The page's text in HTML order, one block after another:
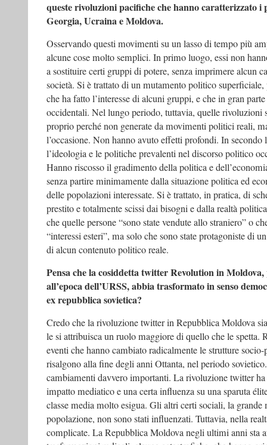
queste rivoluzioni pacifiche che hanno caratterizzato
Georgia, Ucraina e Moldova.
Osservando questi movimenti su un lasso di tempo più
alcune cose molto semplici. In primo luogo, essi non
a sostituire certi gruppi di potere, senza imprimere alcun
società. Si è trattato di un mutamento politico
che ha fatto l’interesse di alcuni gruppi, e che in gran
occidentali. Nel lungo periodo, tuttavia, quelle rivoluzioni
proprio perché non generate da movimenti politici reali,
l’occasione. Non hanno avuto effetti profondi. In secondo
l’ideologia e le politiche prevalenti nel discorso politico
Hanno riscosso il gradimento della politica e
senza partire minimamente dalla situazione politica ed
delle popolazioni interessate. Si è trattato, in pratica, di
prestito e totalmente scissi dai bisogni e dalla realtà
che quelle persone “sono state vendute allo straniero” o
“interessi esteri”, ma solo che sono state protagoniste di
di alcun contenuto politico reale.
Pensa che la cosiddetta twitter Revolution in Moldova,
all’epoca dell’URSS, abbia trasformato in senso
ex repubblica sovietica?
Credo che la rivoluzione twitter in Repubblica Moldova
le si attribuisca un ruolo maggiore di quello che le spetta.
eventi che hanno cambiato radicalmente le strutture
risalgono alla fine degli anni Ottanta, nel periodo
cambiamenti davvero importanti. La rivoluzione twitter
impatto mediatico e una certa influenza su una sparuta
classe media molto esigua. Gli altri certi sociali, la grande
popolazione, non sono stati influenzati. Tuttavia, nella
complicate. La Repubblica Moldova negli ultimi anni sta